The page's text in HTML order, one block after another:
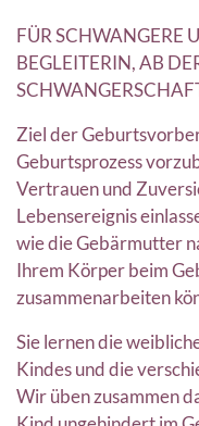
FÜR SCHWANGERE
BEGLEITERIN, AB
Ziel der
Geburtsprozess
Vertrauen und
Lebensereignis
wie die Gebärmutter
Ihrem Körper beim
zusammenarbeiten
Sie lernen die
Kindes und die
Wir üben zusammen